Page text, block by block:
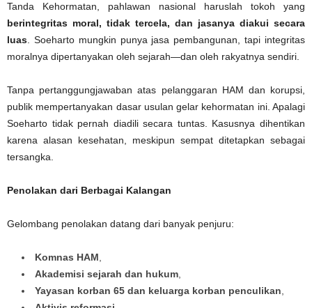
Tanda Kehormatan, pahlawan nasional haruslah tokoh yang
berintegritas moral, tidak tercela, dan jasanya diakui secara
luas. Soeharto mungkin punya jasa pembangunan, tapi integritas
moralnya dipertanyakan oleh sejarah—dan oleh rakyatnya sendiri.
Tanpa pertanggungjawaban atas pelanggaran HAM dan korupsi,
publik mempertanyakan dasar usulan gelar kehormatan ini. Apalagi
Soeharto tidak pernah diadili secara tuntas. Kasusnya dihentikan
karena alasan kesehatan, meskipun sempat ditetapkan sebagai
tersangka.
Penolakan dari Berbagai Kalangan
Gelombang penolakan datang dari banyak penjuru:
Komnas HAM,
Akademisi sejarah dan hukum,
Yayasan korban 65 dan keluarga korban penculikan,